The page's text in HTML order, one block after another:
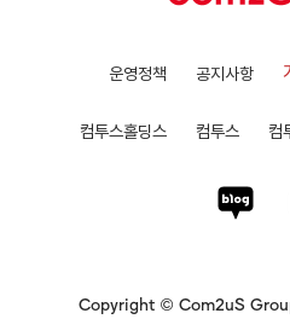
운영정책 공지사항
컴투스홀딩스 컴투스 컴
Copyright © Com2uS